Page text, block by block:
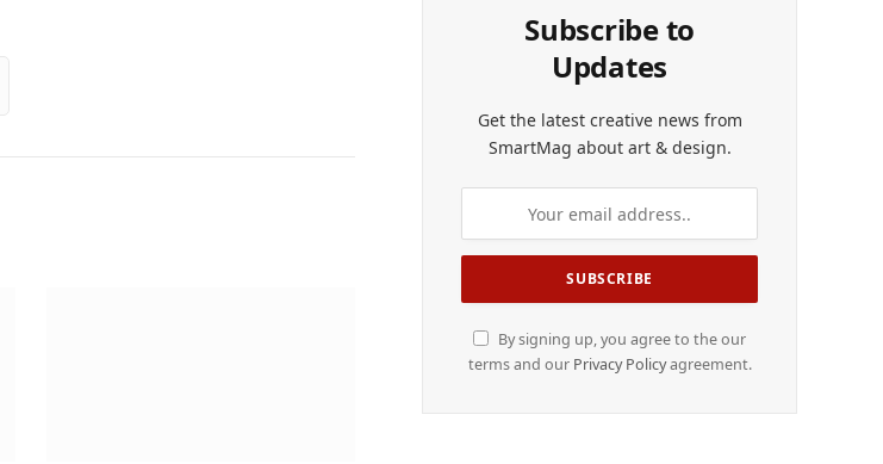
Subscribe to
Updates
Get the latest creative news from
SmartMag about art & design.
By signing up, you agree to the our
terms and our Privacy Policyagreement.